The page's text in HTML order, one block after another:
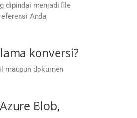
dipindai menjadi file
Anda,
konversi?
maupun dokumen
Blob,